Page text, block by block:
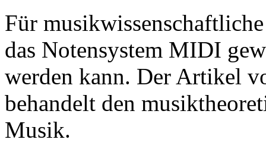
Für
das Notensystem MIDI
werden kann. Der Artikel
behandelt den
Musik.